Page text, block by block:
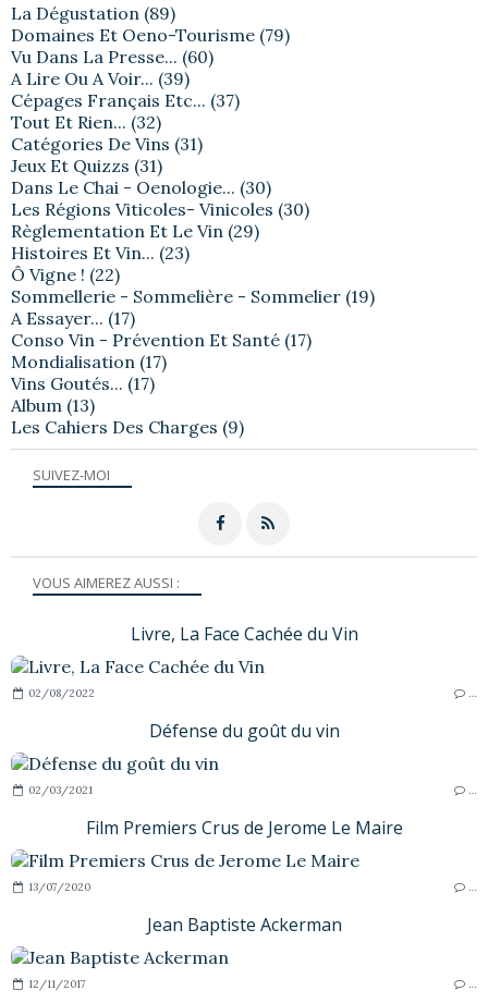
SUIVEZ-MOI
VOUS AIMEREZ AUSSI :
Livre, La Face Cachée du Vin
02/08/2022
Défense du goût du vin
02/03/2021
Film Premiers Crus de Jerome Le Maire
13/07/2020
Jean Baptiste Ackerman
12/11/2017
La Dégustation (89)
Domaines Et Oeno-Tourisme (79)
Vu Dans La Presse... (60)
A Lire Ou A Voir... (39)
Cépages Français Etc... (37)
Tout Et Rien... (32)
Catégories De Vins (31)
Jeux Et Quizzs (31)
Dans Le Chai - Oenologie... (30)
Les Régions Viticoles- Vinicoles (30)
Règlementation Et Le Vin (29)
Histoires Et Vin... (23)
Ô Vigne ! (22)
Sommellerie - Sommelière - Sommelier (19)
A Essayer... (17)
Conso Vin - Prévention Et Santé (17)
Mondialisation (17)
Vins Goutés... (17)
Album (13)
Les Cahiers Des Charges (9)